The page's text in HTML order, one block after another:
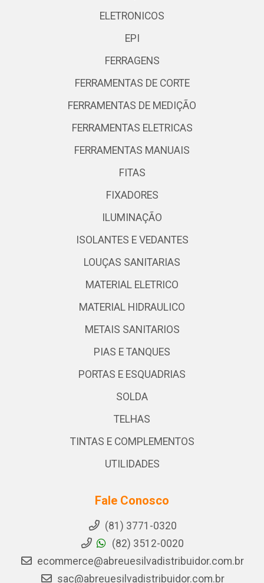
ELETRONICOS
EPI
FERRAGENS
FERRAMENTAS DE CORTE
FERRAMENTAS DE MEDIÇÃO
FERRAMENTAS ELETRICAS
FERRAMENTAS MANUAIS
FITAS
FIXADORES
ILUMINAÇÃO
ISOLANTES E VEDANTES
LOUÇAS SANITARIAS
MATERIAL ELETRICO
MATERIAL HIDRAULICO
METAIS SANITARIOS
PIAS E TANQUES
PORTAS E ESQUADRIAS
SOLDA
TELHAS
TINTAS E COMPLEMENTOS
UTILIDADES
Fale Conosco
(81) 3771-0320
(82) 3512-0020
ecommerce@abreuesilvadistribuidor.com.br
sac@abreuesilvadistribuidor.com.br